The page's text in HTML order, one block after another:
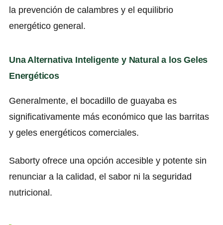
la prevención de calambres y el equilibrio
energético general.
Una Alternativa Inteligente y Natural a los Geles
Energéticos
Generalmente, el bocadillo de guayaba es
significativamente más económico que las barritas
y geles energéticos comerciales.
Saborty ofrece una opción accesible y potente sin
renunciar a la calidad, el sabor ni la seguridad
nutricional.